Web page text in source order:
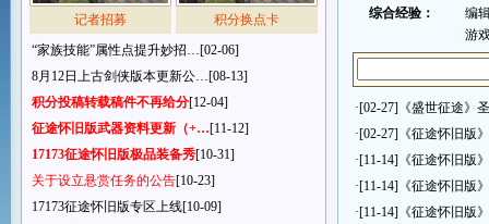
记者招募
积分换点卡
“家族技能”属性点提升妙招…[02-06]
8月12日上古剑侠版本更新公…[08-13]
积分投稿转载稿件不再给分[12-04]
征途怀旧版武器资料更新（+…[11-12]
17173征途怀旧版极品装备秀[10-31]
关于设立悬赏任务的公告[10-23]
17173征途怀旧版专区上线[10-09]
综合经验：
编
游
·[02-27] 《盛世征途》
·[02-27] 《征途怀旧版
·[11-14] 《征途怀旧版
·[11-14] 《征途怀旧版
·[11-14] 《征途怀旧版